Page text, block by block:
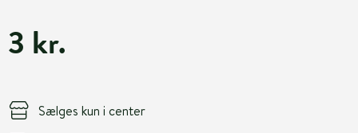
3 kr.
Sælges kun i center